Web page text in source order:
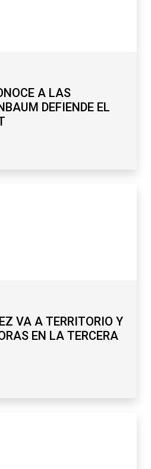
A LAS
DEFIENDE EL
VA A TERRITORIO Y
EN LA TERCERA